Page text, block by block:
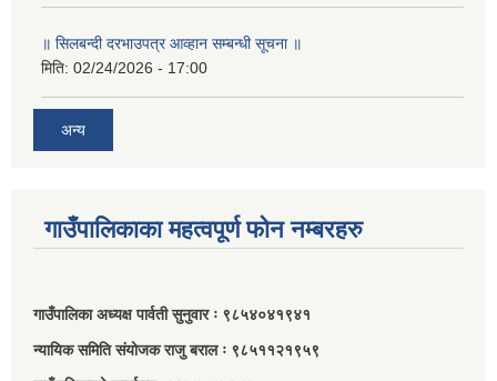
॥ सिलबन्दी दरभाउपत्र आव्हान सम्बन्धी सूचना ॥
मिति: 02/24/2026 - 17:00
अन्य
गाउँपालिकाका महत्वपूर्ण फोन नम्बरहरु
गाउँपालिका अध्यक्ष पार्वती सुनुवार ः ९८५४०४१९४१
न्यायिक समिति संयोजक राजु बराल ः ९८५११२१९५९